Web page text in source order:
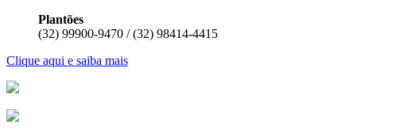
Plantões
(32) 99900-9470 / (32) 98414-4415
Clique aqui e saiba mais